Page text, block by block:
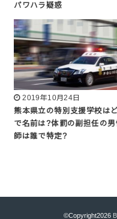
パワハラ疑惑
2019年10月24日
熊本県立の特別支援学校は
で名前は?体罰の副担任の男
師は誰で特定?
©Copyright2026